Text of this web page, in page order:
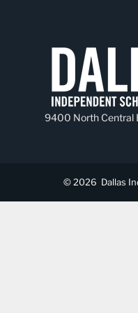
9400 North Central
© 2026 Dallas